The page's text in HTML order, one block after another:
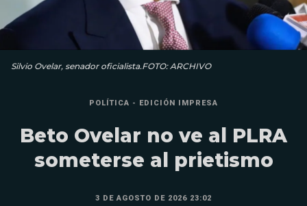
Silvio Ovelar, senador oficialista.FOTO: ARCHIVO
POLÍTICA - EDICIÓN IMPRESA
Beto Ovelar no ve al PLRA
someterse al prietismo
3 DE AGOSTO DE 2026 23:02